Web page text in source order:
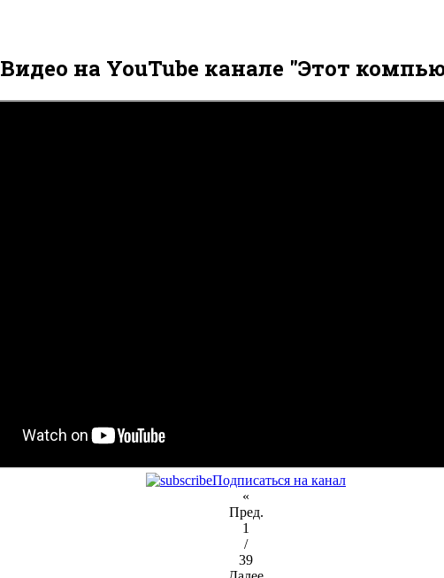
Видео на YouTube канале "Этот
Подписаться на канал
«
Пред.
1
/
39